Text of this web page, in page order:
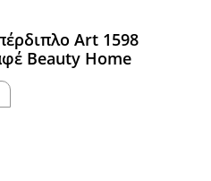
Art 1598
Beauty Home
Η
τρέχουσα